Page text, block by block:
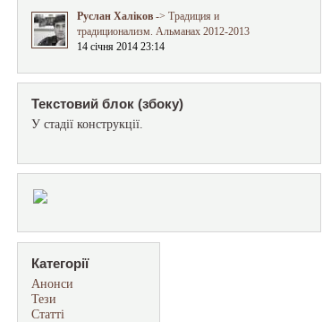
Руслан Халіков -> Традиция и
традиционализм. Альманах 2012-2013
14 січня 2014 23:14
Текстовий блок (збоку)
У стадії конструкції.
Категорії
Анонси
Тези
Статті